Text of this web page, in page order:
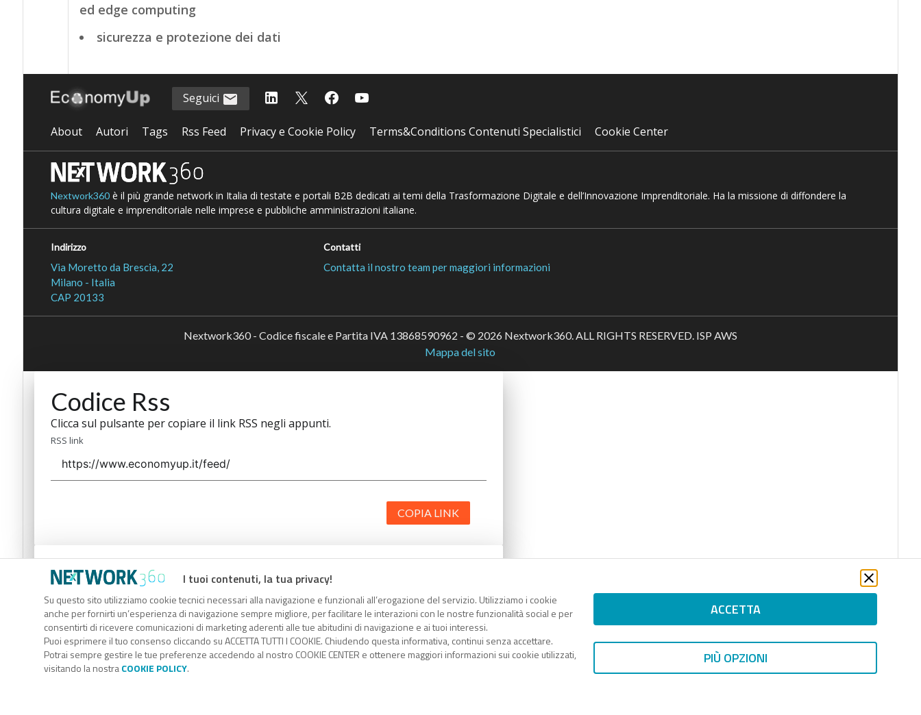
ed edge computing
sicurezza e protezione dei dati
I tuoi contenuti, la tua privacy!
Su questo sito utilizziamo cookie tecnici necessari alla navigazione e funzionali all’erogazione del servizio. Utilizziamo i cookie
anche per fornirti un’esperienza di navigazione sempre migliore, per facilitare le interazioni con le nostre funzionalità social e per
consentirti di ricevere comunicazioni di marketing aderenti alle tue abitudini di navigazione e ai tuoi interessi.
Puoi esprimere il tuo consenso cliccando su ACCETTA TUTTI I COOKIE. Chiudendo questa informativa, continui senza accettare.
Potrai sempre gestire le tue preferenze accedendo al nostro COOKIE CENTER e ottenere maggiori informazioni sui cookie utilizzati,
visitando la nostraCOOKIE POLICY.
ACCETTA
PIÙ OPZIONI
Seguici
About Autori Tags Rss Feed Privacy e Cookie Policy Terms&Conditions Contenuti Specialistici Cookie Center
Nextwork360è il più grande network in Italia di testate e portali B2B dedicati ai temi della Trasformazione Digitale e dell’Innovazione Imprenditoriale. Ha la missione di diffondere la
cultura digitale e imprenditoriale nelle imprese e pubbliche amministrazioni italiane.
Indirizzo
Via Moretto da Brescia, 22
Milano - Italia
CAP 20133
Contatti
Contatta il nostro team per maggiori informazioni
Nextwork360 - Codice fiscale e Partita IVA 13868590962 - © 2026 Nextwork360. ALL RIGHTS RESERVED. ISP AWS
Mappa del sito
Codice Rss
Clicca sul pulsante per copiare il link RSS negli appunti.
RSS link
COPIA LINK
Codice Rss
Clicca sul pulsante per copiare il link RSS negli appunti.
RSS link